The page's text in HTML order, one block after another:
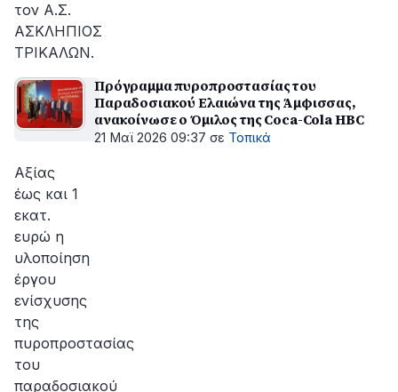
τον Α.Σ.
ΑΣΚΛΗΠΙΟΣ
ΤΡΙΚΑΛΩΝ.
Πρόγραμμα πυροπροστασίας του
Παραδοσιακού Ελαιώνα της Άμφισσας,
ανακοίνωσε ο Όμιλος της Coca-Cola HBC
21 Μαϊ 2026 09:37 σε Τοπικά
Aξίας
έως και 1
εκατ.
ευρώ η
υλοποίηση
έργου
ενίσχυσης
της
πυροπροστασίας
του
παραδοσιακού